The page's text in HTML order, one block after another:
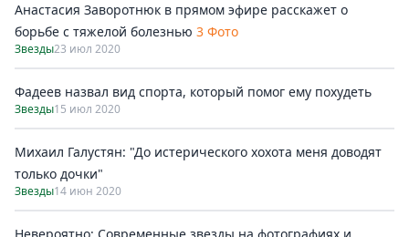
Анастасия Заворотнюк в прямом эфире расскажет о
борьбе с тяжелой болезнью 3 Фото
Звезды23 июл 2020
Фадеев назвал вид спорта, который помог ему похудеть
Звезды15 июл 2020
Михаил Галустян: "До истерического хохота меня доводят
только дочки"
Звезды14 июн 2020